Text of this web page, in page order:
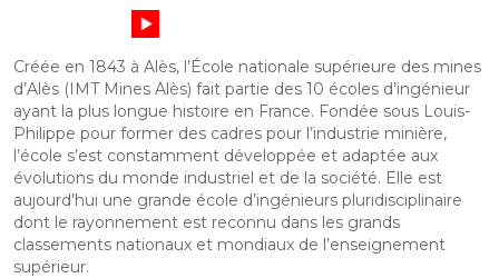
Créée en 1843 à Alès, l’École nationale supérieure des mines
d’Alès (IMT Mines Alès) fait partie des 10 écoles d’ingénieur
ayant la plus longue histoire en France. Fondée sous Louis-
Philippe pour former des cadres pour l’industrie minière,
l’école s’est constamment développée et adaptée aux
évolutions du monde industriel et de la société. Elle est
aujourd’hui une grande école d’ingénieurs pluridisciplinaire
dont le rayonnement est reconnu dans les grands
classements nationaux et mondiaux de l’enseignement
supérieur.